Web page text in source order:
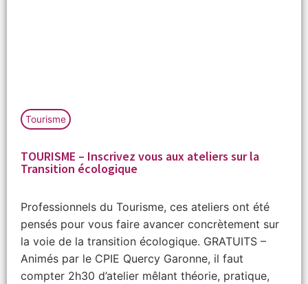
Tourisme
TOURISME – Inscrivez vous aux ateliers sur la
Transition écologique
Professionnels du Tourisme, ces ateliers ont été
pensés pour vous faire avancer concrètement sur
la voie de la transition écologique. GRATUITS –
Animés par le CPIE Quercy Garonne, il faut
compter 2h30 d’atelier mêlant théorie, pratique,